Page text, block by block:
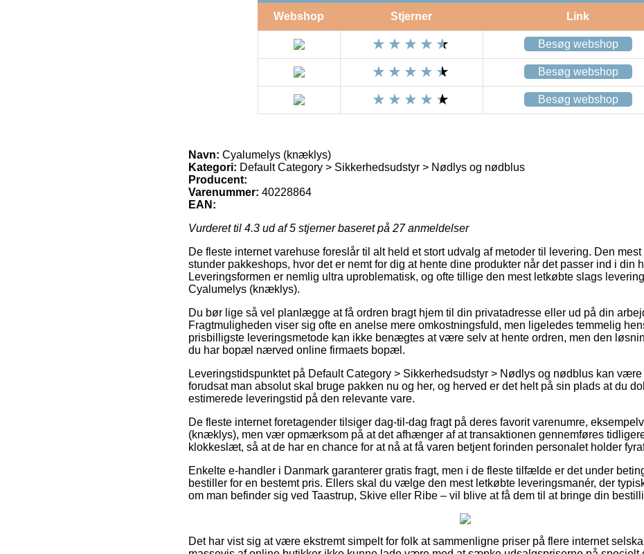
Webshop Stjerner Link
Besøg webshop
Besøg webshop
Besøg webshop
Navn: Cyalumelys (knæklys)
Kategori: Default Category > Sikkerhedsudstyr > Nødlys og nødblus
Producent:
Varenummer: 40228864
EAN:
Vurderet til 4.3 ud af 5 stjerner baseret på 27anmeldelser
De fleste internet varehuse foreslår til alt held et stort udvalg af metoder til levering. Den
stunder pakkeshops, hvor det er nemt for dig at hente dine produkter når det passer ind i din
Leveringsformen er nemlig ultra uproblematisk, og ofte tillige den mest letkøbte slags
Cyalumelys (knæklys).
Du bør lige så vel planlægge at få ordren bragt hjem til din privatadresse eller ud på din
Fragtmuligheden viser sig ofte en anelse mere omkostningsfuld, men ligeledes temmelig
prisbilligste leveringsmetode kan ikke benægtes at være selv at hente ordren, men den
du har bopæl nærved online firmaets bopæl.
Leveringstidspunktet på Default Category > Sikkerhedsudstyr > Nødlys og nødblus kan være
forudsat man absolut skal bruge pakken nu og her, og herved er det helt på sin plads at du
estimerede leveringstid på den relevante vare.
De fleste internet foretagender tilsiger dag-til-dag fragt på deres favorit varenumre,
(knæklys), men vær opmærksom på at det afhænger af at transaktionen gennemføres
klokkeslæt, så at de har en chance for at nå at få varen betjent forinden personalet holder
Enkelte e-handler i Danmark garanterer gratis fragt, men i de fleste tilfælde er det under
bestiller for en bestemt pris. Ellers skal du vælge den mest letkøbte leveringsmanér, der
om man befinder sig ved Taastrup, Skive eller Ribe – vil blive at få dem til at bringe din
Det har vist sig at være ekstremt simpelt for folk at sammenligne priser på flere internet